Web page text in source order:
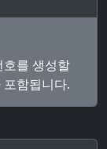
를 생성할
함됩니다.